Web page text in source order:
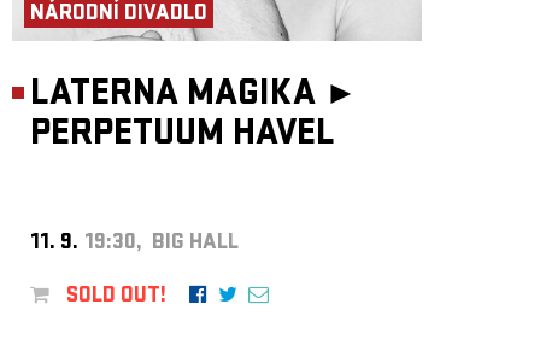
NÁRODNÍ DIVADLO
LATERNA MAGIKA ►
PERPETUUM HAVEL
11. 9. 19:30, BIG HALL
SOLD OUT!